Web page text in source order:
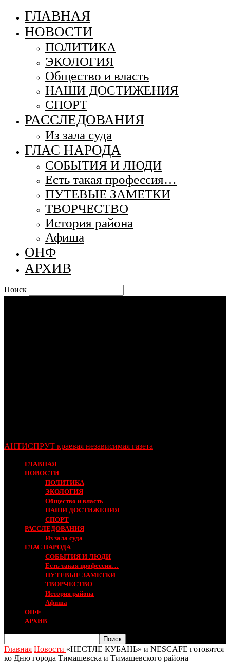
ГЛАВНАЯ
НОВОСТИ
ПОЛИТИКА
ЭКОЛОГИЯ
Общество и власть
НАШИ ДОСТИЖЕНИЯ
СПОРТ
РАССЛЕДОВАНИЯ
Из зала суда
ГЛАС НАРОДА
СОБЫТИЯ И ЛЮДИ
Есть такая профессия…
ПУТЕВЫЕ ЗАМЕТКИ
ТВОРЧЕСТВО
История района
Афиша
ОНФ
АРХИВ
Поиск
АНТИСПРУТ краевая независимая газета
ГЛАВНАЯ
НОВОСТИ
ПОЛИТИКА
ЭКОЛОГИЯ
Общество и власть
НАШИ ДОСТИЖЕНИЯ
СПОРТ
РАССЛЕДОВАНИЯ
Из зала суда
ГЛАС НАРОДА
СОБЫТИЯ И ЛЮДИ
Есть такая профессия…
ПУТЕВЫЕ ЗАМЕТКИ
ТВОРЧЕСТВО
История района
Афиша
ОНФ
АРХИВ
Главная Новости «НЕСТЛЕ КУБАНЬ» и NESCAFE готовятся
ко Дню города Тимашевска и Тимашевского района